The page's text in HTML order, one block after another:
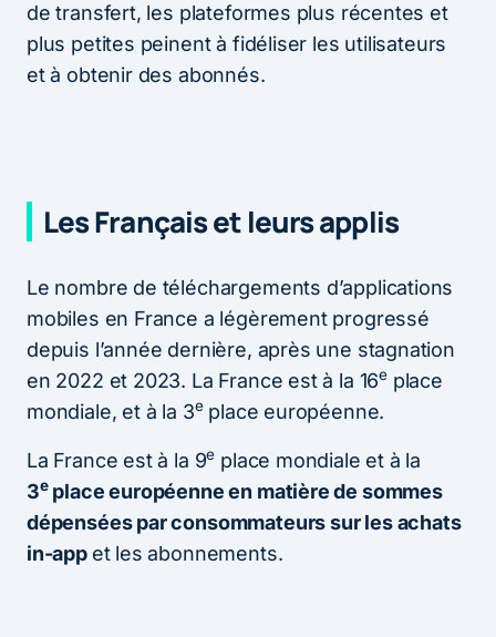
de transfert, les plateformes plus récentes et
plus petites peinent à fidéliser les utilisateurs
et à obtenir des abonnés.
Les Français et leurs applis
Le nombre de téléchargements d’applications
mobiles en France a légèrement progressé
depuis l’année dernière, après une stagnation
en 2022 et 2023. La France est à la 16e place
mondiale, et à la 3eplace européenne.
La France est à la 9e place mondiale et à la
3eplace européenne en matière de sommes
dépensées par consommateurs sur les achats
in-app et les abonnements.